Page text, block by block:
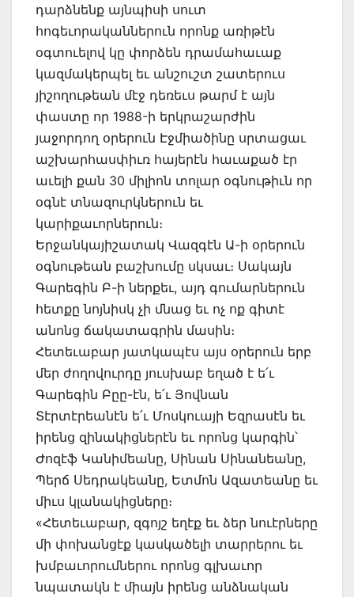
դարձնենք այնպիսի սուտ
հոգեւորականներուն որոնք առիթէն
օգտուելով կը փորձեն դրամահաւաք
կազմակերպել եւ անշուշտ շատերուս
յիշողութեան մէջ դեռեւս թարմ է այն
փաստը որ 1988-ի երկրաշարժին
յաջորդող օրերուն Էջմիածինը սրտացաւ
աշխարհասփիւռ հայերէն հաւաքած էր
աւելի քան 30 միլիոն տոլար օգնութիւն որ
օգնէ տնազուրկներուն եւ
կարիքաւորներուն։
Երջանկայիշատակ Վազգէն Ա-ի օրերուն
օգնութեան բաշխումը սկսաւ։ Սակայն
Գարեգին Բ-ի ներքեւ, այդ գումարներուն
հետքը նոյնիսկ չի մնաց եւ ոչ ոք գիտէ
անոնց ճակատագրին մասին։
Հետեւաբար յատկապէս այս օրերուն երբ
մեր ժողովուրդը յուսխաբ եղած է ե՛ւ
Գարեգին Բըը-էն, ե՛ւ Յովնան
Տէրտէրեանէն ե՛ւ Մոսկուայի Եզրասէն եւ
իրենց զինակիցներէն եւ որոնց կարգին՝
Ժոզէֆ Կանիմեանը, Սինան Սինանեանը,
Պերճ Սեդրակեանը, Ետմոն Ազատեանը եւ
միւս կլանակիցները։
«Հետեւաբար, զգոյշ եղէք եւ ձեր նուէրները
մի փոխանցէք կասկածելի տարրերու եւ
խմբաւորումներու որոնց գլխաւոր
նպատակն է միայն իրենց անձնական